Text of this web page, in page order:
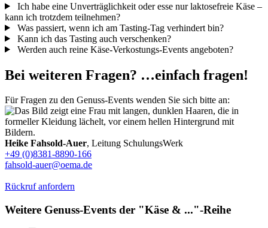
Ich habe eine Unverträglichkeit oder esse nur laktosefreie Käse –
kann ich trotzdem teilnehmen?
Was passiert, wenn ich am Tasting-Tag verhindert bin?
Kann ich das Tasting auch verschenken?
Werden auch reine Käse-Verkostungs-Events angeboten?
Bei weiteren Fragen? …einfach fragen!
Für Fragen zu den Genuss-Events wenden Sie sich bitte an:
Heike Fahsold-Auer, Leitung SchulungsWerk
+49 (0)8381-8890-166
fahsold-auer@oema.de
Rückruf anfordern
Weitere Genuss-Events der "Käse & ..."-Reihe